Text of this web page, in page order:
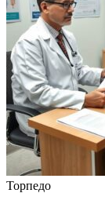
Торпедо